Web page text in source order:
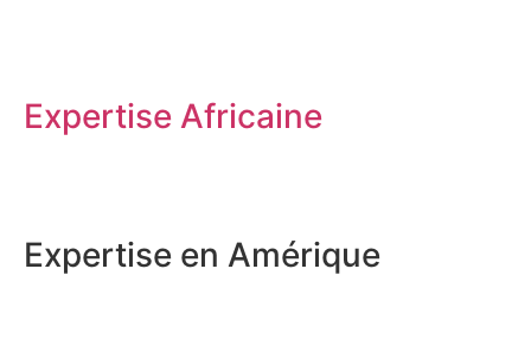
Expertise Africaine
Expertise en Amérique